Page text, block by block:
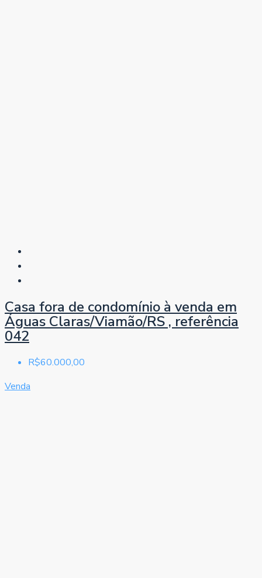
Casa fora de condomínio à venda em
Águas Claras/Viamão/RS , referência
042
R$60.000,00
Venda